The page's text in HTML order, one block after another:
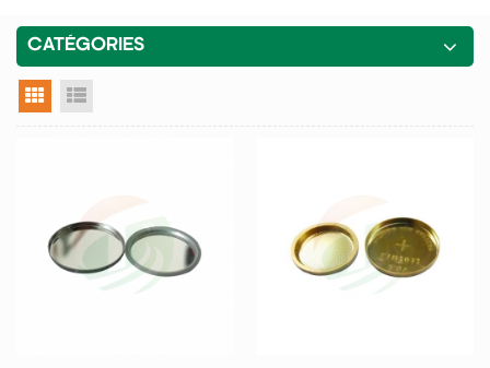
CATÉGORIES
vue grille